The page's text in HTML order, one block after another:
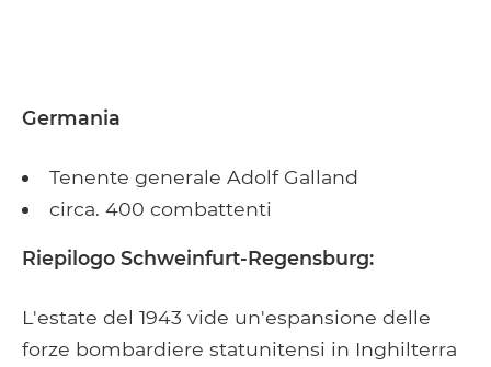
Germania
Tenente generale Adolf Galland
circa. 400 combattenti
Riepilogo Schweinfurt-Regensburg:
L'estate del 1943 vide un'espansione delle
forze bombardiere statunitensi in Inghilterra